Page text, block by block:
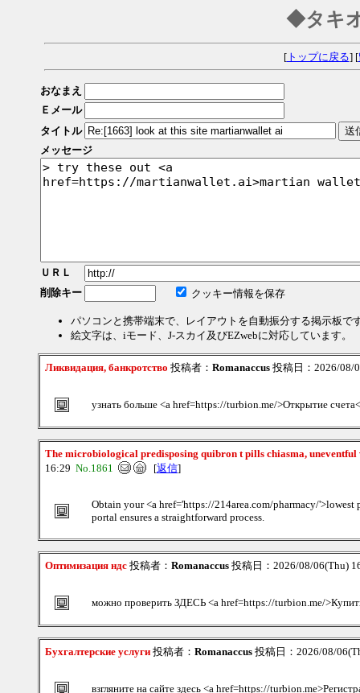
◆タキ
[トップに戻る] [
おなまえ
Ｅメール
タイトル
メッセージ
ＵＲＬ
削除キー
クッキー情報を保存
パソコンと携帯端末で、レイアウトを自動振分する掲示板で
絵文字は、iモード、J-スカイ及びEZwebに対応しています。
Ликвидация, банкротство 投稿者： Romanaccus 投稿日：2026/08/
узнать больше <a href=https://turbion.me/>Открытие
The microbiological predisposing quibron t pills chiasma,
16:29 No.1861 [返信]
Obtain your <a href='https://214area.com/pharmacy/
portal ensures a straightforward process.
Оптимизация ндс 投稿者： Romanaccus 投稿日：2026/08/06(Thu)
можно проверить ЗДЕСЬ <a href=https://turbion.me/
Бухгалтерские услуги 投稿者： Romanaccus 投稿日：2026/08/
взгляните на сайте здесь <a href=https://